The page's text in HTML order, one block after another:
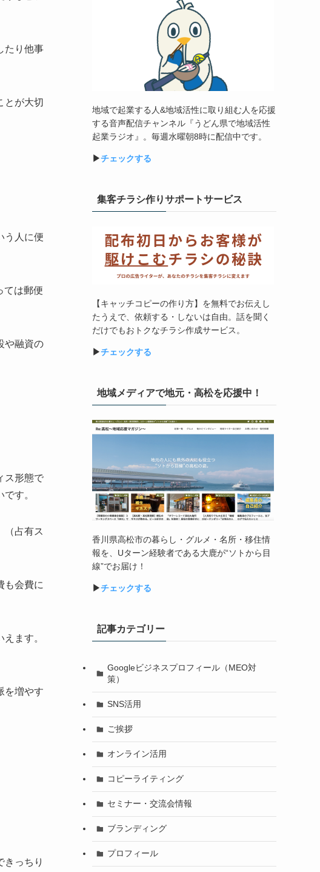
たり他事
とが大切
う人に便
ては郵便
や融資の
ス形態で
す。
（占有ス
も会費に
ます。
を増やす
きっちり
地域で起業する人&地域活性に取り組む人を応援
する音声配信チャンネル『うどん県で地域活性
起業ラジオ』。毎週水曜朝8時に配信中です。
▶︎チェックする
集客チラシ作りサポートサービス
【キャッチコピーの作り方】を無料でお伝えし
たうえで、依頼する・しないは自由。話を聞く
だけでもおトクなチラシ作成サービス。
▶︎チェックする
地域メディアで地元・高松を応援中！
香川県高松市の暮らし・グルメ・名所・移住情
報を、 Uターン経験者である大鹿が“ソトから目
線”でお届け！
▶︎チェックする
記事カテゴリー
Googleビジネスプロフィール（MEO対
策）
SNS活用
ご挨拶
オンライン活用
コピーライティング
セミナー・交流会情報
ブランディング
プロフィール